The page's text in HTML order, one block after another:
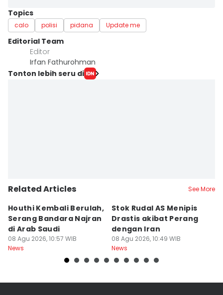
Topics
calo polisi pidana Update me
Editorial Team
Editor
Irfan Fathurohman
Tonton lebih seru di
Related Articles See More
Houthi Kembali Berulah,
Serang Bandara Najran
di Arab Saudi
08 Agu 2026, 10:57 WIB
News
Stok Rudal AS Menipis
Drastis akibat Perang
dengan Iran
08 Agu 2026, 10:49 WIB
News